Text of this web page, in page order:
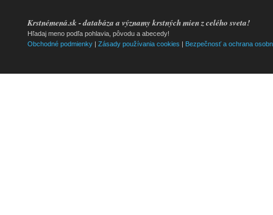
Krstnémená.sk - databáza a významy krstných mien z celého sveta!
Hľadaj meno podľa pohlavia, pôvodu a abecedy!
Obchodné podmienky
Zásady používania cookies Bezpečnosť a ochrana